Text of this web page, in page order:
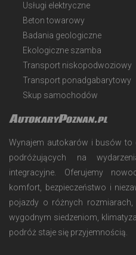
Usługi elektryczne
Beton towarowy
Badania geologiczne
Ekologiczne szamba
Transport niskopodwoziowy
Transport ponadgabarytowy
Skup samochodów
AutokaryPoznan.pl
Wynajem autokarów i busów to
podróżujących na
integracyjne. Oferujemy
komfort, bezpieczeństwo i
pojazdy o różnych rozmiarach,
wygodnym siedzeniom,
podróż staje się przyjemnością.